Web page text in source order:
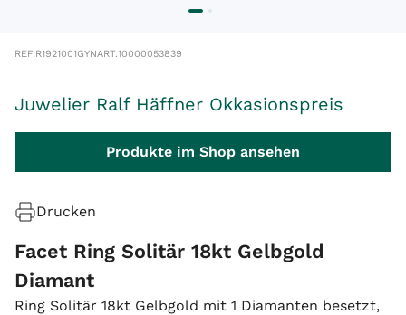
REF.R1921001GYNART.10000053839
Juwelier Ralf Häffner Okkasionspreis
Produkte im Shop ansehen
Drucken
Facet Ring Solitär 18kt Gelbgold
Diamant
Ring Solitär 18kt Gelbgold mit 1 Diamanten besetzt,